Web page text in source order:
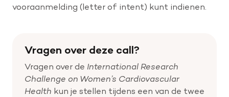
vooraanmelding (letter of intent) kunt indienen.
Vragen over deze call?
Vragen over de International Research
Challenge on Women’s Cardiovascular
Health kun je stellen tijdens een van de twee